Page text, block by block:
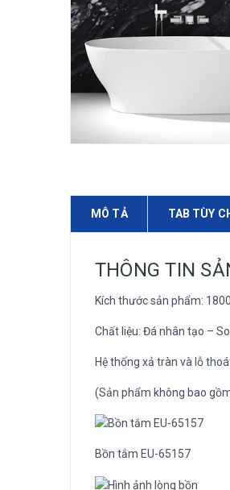
MÔ TẢ TAB TÙY
THÔNG TIN
Kích thước sản phẩm:
Chất liệu: Đá nhân tạo –
Hệ thống xả tràn và lỗ
(Sản phẩm không bao
Bồn tắm EU-65157